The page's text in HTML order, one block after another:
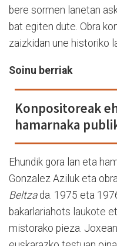
bere sormen lanetan
bat egiten dute. Obra
zaizkidan une historiko
Soinu berriak
Konpositoreak
hamarnaka
Ehundik gora lan eta
Gonzalez Aziluk eta
Beltzada. 1975 eta
bakarlariahots laukote
mistorako pieza.